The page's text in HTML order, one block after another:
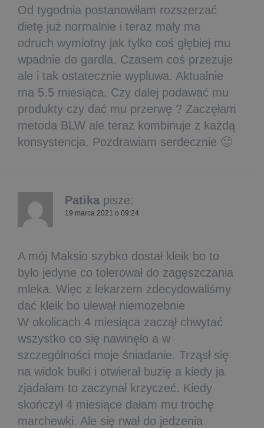
Od tygodnia postanowiłam rozszerzać
dietę już normalnie i teraz mały ma
odruch wymiotny jak tylko coś głębiej mu
wpadnie do gardla. Czasem coś przezuje
ale i tak ostatecznie wypluwa. Aktualnie
ma 5.5 miesiąca. Czy dalej podawać mu
produkty czy dać mu przerwę ? Zaczęłam
metoda BLW ale teraz kombinuje z każdą
konsystencja. Pozdrawiam serdecznie 🙂
Patika pisze:
19 marca 2021 o 09:24
A mój Maksio szybko dostał kleik bo to
było jedyne co tolerował do zagęszczania
mleka. Więc z lekarzem zdecydowaliśmy
dać kleik bo ulewał niemozebnie
W okolicach 4 miesiąca zaczął chwytać
wszystko co się nawinęło a w
szczególności moje śniadanie. Trząsł się
na widok bułki i otwierał buzię a kiedy ja
zjadałam to zaczynał krzyczeć. Kiedy
skończył 4 miesiące dałam mu trochę
marchewki. Ale się rwał do jedzenia